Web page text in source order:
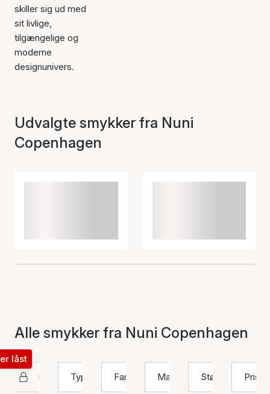
skiller sig ud med
sit livlige,
tilgængelige og
moderne
designunivers.
Udvalgte smykker fra Nuni
Copenhagen
Alle smykker fra Nuni Copenhagen
Nuni Copenhagen
låst
Type
Farve Materiale Størrelse Pris